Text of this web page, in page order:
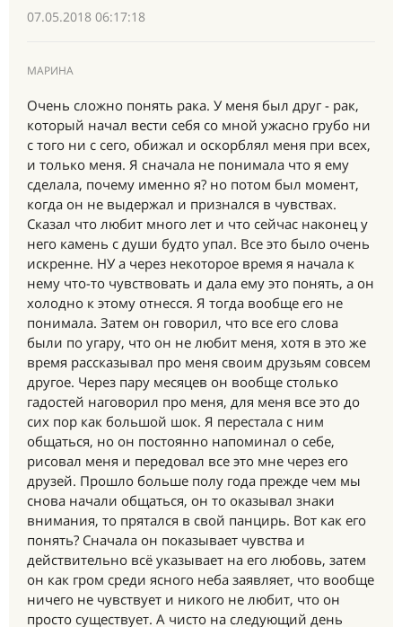
07.05.2018 06:17:18
МАРИНА
Очень сложно понять рака. У меня был друг - рак,
который начал вести себя со мной ужасно грубо ни
с того ни с сего, обижал и оскорблял меня при всех,
и только меня. Я сначала не понимала что я ему
сделала, почему именно я? но потом был момент,
когда он не выдержал и признался в чувствах.
Сказал что любит много лет и что сейчас наконец у
него камень с души будто упал. Все это было очень
искренне. НУ а через некоторое время я начала к
нему что-то чувствовать и дала ему это понять, а он
холодно к этому отнесся. Я тогда вообще его не
понимала. Затем он говорил, что все его слова
были по угару, что он не любит меня, хотя в это же
время рассказывал про меня своим друзьям совсем
другое. Через пару месяцев он вообще столько
гадостей наговорил про меня, для меня все это до
сих пор как большой шок. Я перестала с ним
общаться, но он постоянно напоминал о себе,
рисовал меня и передовал все это мне через его
друзей. Прошло больше полу года прежде чем мы
снова начали общаться, он то оказывал знаки
внимания, то прятался в свой панцирь. Вот как его
понять? Сначала он показывает чувства и
действительно всё указывает на его любовь, затем
он как гром среди ясного неба заявляет, что вообще
ничего не чувствует и никого не любит, что он
просто существует. А чисто на следующий день